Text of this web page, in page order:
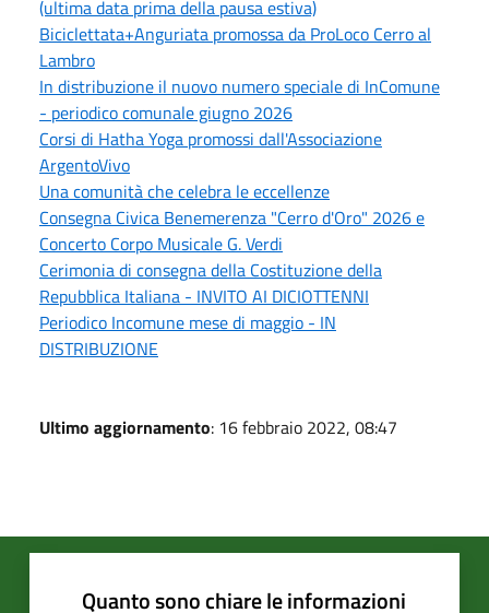
(ultima data prima della pausa estiva)
Biciclettata+Anguriata promossa da ProLoco Cerro al
Lambro
In distribuzione il nuovo numero speciale di InComune
- periodico comunale giugno 2026
Corsi di Hatha Yoga promossi dall'Associazione
ArgentoVivo
Una comunità che celebra le eccellenze
Consegna Civica Benemerenza "Cerro d'Oro" 2026 e
Concerto Corpo Musicale G. Verdi
Cerimonia di consegna della Costituzione della
Repubblica Italiana - INVITO AI DICIOTTENNI
Periodico Incomune mese di maggio - IN
DISTRIBUZIONE
Ultimo aggiornamento: 16 febbraio 2022, 08:47
Quanto sono chiare le informazioni